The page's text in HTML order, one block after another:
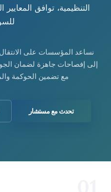
التنظيمية، توافق المعايير
إلى إفصاحات جاهزة لضمان
مع تضمين الحوكمة
تحدث مع مستشار